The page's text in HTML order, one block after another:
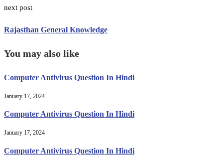
next post
Rajasthan General Knowledge
You may also like
Computer Antivirus Question In Hindi
January 17, 2024
Computer Antivirus Question In Hindi
January 17, 2024
Computer Antivirus Question In Hindi